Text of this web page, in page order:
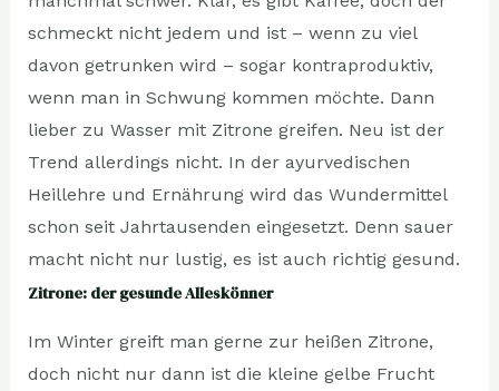
schmeckt nicht jedem und ist – wenn zu viel
davon getrunken wird – sogar kontraproduktiv,
wenn man in Schwung kommen möchte. Dann
lieber zu Wasser mit Zitrone greifen. Neu ist der
Trend allerdings nicht. In der ayurvedischen
Heillehre und Ernährung wird das Wundermittel
schon seit Jahrtausenden eingesetzt. Denn sauer
macht nicht nur lustig, es ist auch richtig gesund.
Zitrone: der gesunde Alleskönner
Im Winter greift man gerne zur heißen Zitrone,
doch nicht nur dann ist die kleine gelbe Frucht